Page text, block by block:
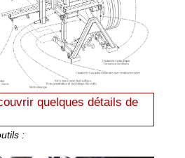
quelques détails de
: